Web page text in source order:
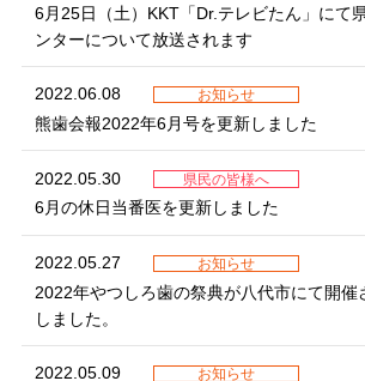
6月25日（土）KKT「Dr.テレビたん」にて
ンターについて放送されます
2022.06.08 お知らせ
熊歯会報2022年6月号を更新しました
2022.05.30 県民の皆様へ
6月の休日当番医を更新しました
2022.05.27 お知らせ
2022年やつしろ歯の祭典が八代市にて開
しました。
2022.05.09 お知らせ